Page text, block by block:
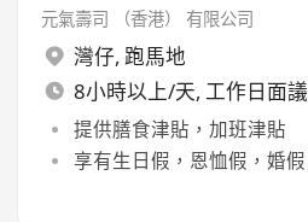
元氣壽司 （香港） 有限公司
灣仔, 跑馬地
8小時以上/天, 工作日面議
提供膳食津貼，加班津貼
享有生日假，恩恤假，婚假